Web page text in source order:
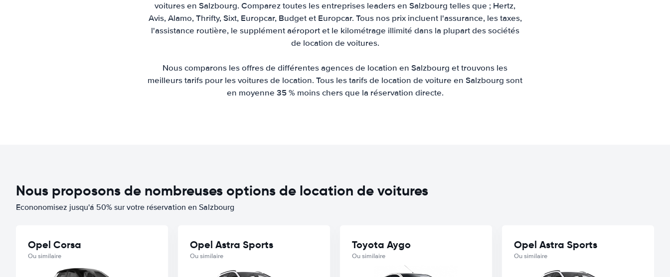
voitures en Salzbourg. Comparez toutes les entreprises leaders en Salzbourg telles que ; Hertz,
Avis, Alamo, Thrifty, Sixt, Europcar, Budget et Europcar. Tous nos prix incluent l'assurance, les taxes,
l'assistance routière, le supplément aéroport et le kilométrage illimité dans la plupart des sociétés
de location de voitures.
Nous comparons les offres de différentes agences de location en Salzbourg et trouvons les
meilleurs tarifs pour les voitures de location. Tous les tarifs de location de voiture en Salzbourg sont
en moyenne 35 % moins chers que la réservation directe.
Nous proposons de nombreuses options de location de voitures
Econonomisez jusqu'á 50% sur votre réservation en Salzbourg
Opel Corsa
Ou similaire
Opel Astra Sports
Ou similaire
Toyota Aygo
Ou similaire
Opel Astra Sports
Ou similaire